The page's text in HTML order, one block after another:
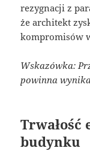
rezygnacji z
że architekt
kompromisów
Wskazówka:
powinna
Trwałość
budynku